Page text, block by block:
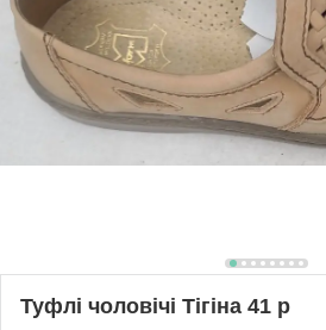
Туфлі чоловічі Тігіна 41 р